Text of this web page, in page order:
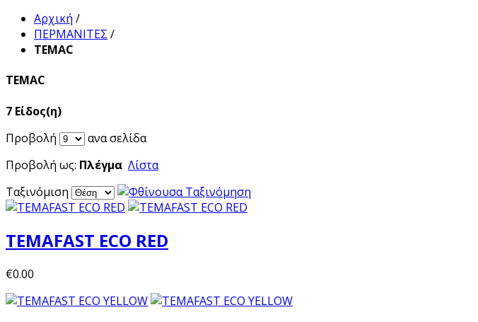
Αρχική /
ΠΕΡΜΑΝΙΤΕΣ /
TEMAC
TEMAC
7 Είδος(η)
Προβολή
ανα σελίδα
Προβολή ως: Πλέγμα Λίστα
Ταξινόμιση
TEMAFAST ECO RED
€0.00